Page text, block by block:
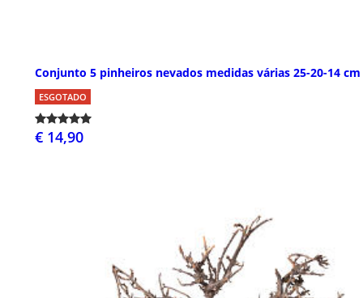
Conjunto 5 pinheiros nevados medidas várias 25-20-14 cm
ESGOTADO
€ 14,90